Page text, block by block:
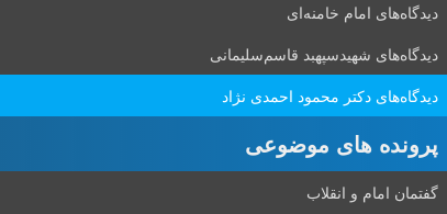
دیدگاه‌های امام خامنه‌ای
دیدگاه‌های شهید‌سپهبد قاسم‌سلیمانی
دیدگاه‌های دکتر محمود احمدی نژاد
پرونده های موضوعی
گفتمان امام و انقلاب